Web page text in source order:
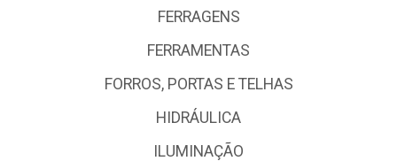
FERRAGENS
FERRAMENTAS
FORROS, PORTAS E TELHAS
HIDRÁULICA
ILUMINAÇÃO